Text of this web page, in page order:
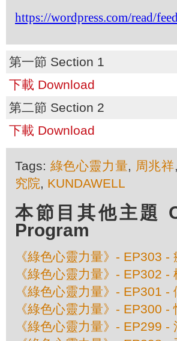
https://wordpress.com/read/
第一節 Section 1
下載 Download
第二節 Section 2
下載 Download
Tags: 綠色心靈力量, 周兆祥
究院, KUNDAWELL
本節目其他主題
Program
《綠色心靈力量》- EP303
《綠色心靈力量》- EP302 -
《綠色心靈力量》- EP301 -
《綠色心靈力量》- EP300
《綠色心靈力量》- EP299 -